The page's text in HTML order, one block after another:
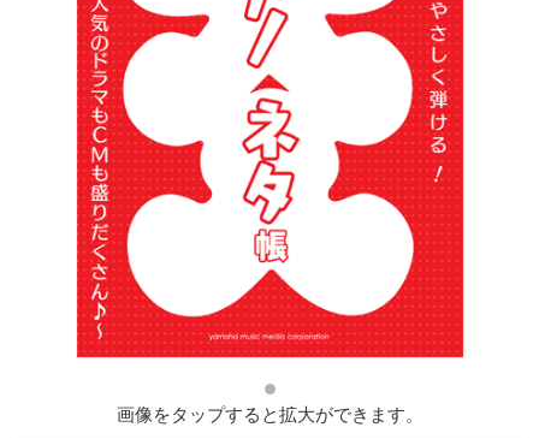
画像をタップすると拡大ができます。